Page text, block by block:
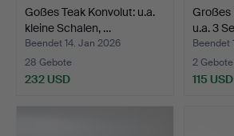
Goßes Teak Konvolut: u.a.
kleine Schalen, …
Beendet 14. Jan 2026
28 Gebote
232 USD
Großes
u.a. 3
Beendet
2 Gebote
115 USD